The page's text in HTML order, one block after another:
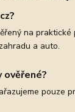
na praktické
a auto.
ověřené?
pouze